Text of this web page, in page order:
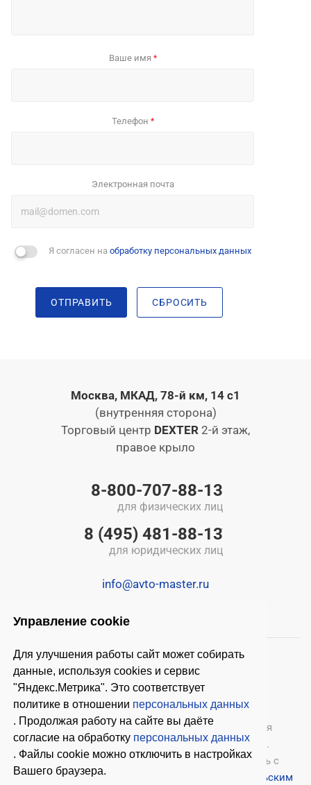
Управление cookie
Для улучшения работы сайт может собирать
данные, используя cookies и сервис
"Яндекс.Метрика". Это соответствует
политике в отношении персональных данных
. Продолжая работу на сайте вы даёте
согласие на обработку персональных данных
. Файлы cookie можно отключить в настройках
Вашего браузера.
Ваше имя *
Телефон *
Электронная почта
Я согласен на обработку персональных данных
ОТПРАВИТЬ СБРОСИТЬ
Москва, МКАД, 78-й км, 14 с1
(внутренняя сторона)
Торговый центр DEXTER 2-й этаж,
правое крыло
8-800-707-88-13
для физических лиц
8 (495) 481-88-13
для юридических лиц
info@avto-master.ru
© 2026 ООО «Автомастер» — оборудование для
автосервиса, шиномонтажное оборудование.
Оставляя заявки на нашем сайте, ознакомьтесь с
Политикой конфиденциальности
Пользовательским